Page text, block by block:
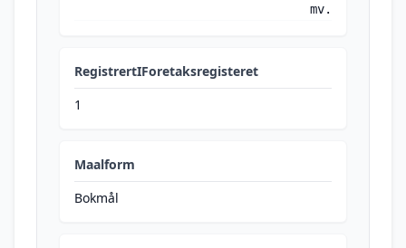
mv.
RegistrertIForetaksregisteret
1
Maalform
Bokmål